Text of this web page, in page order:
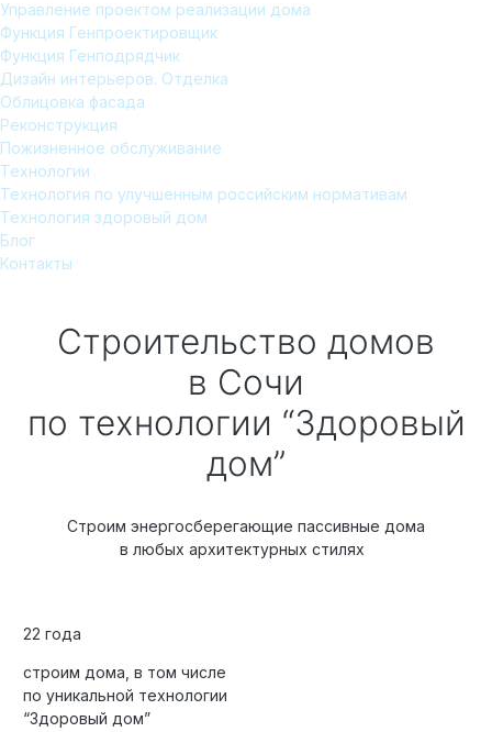
Управление проектом реализации дома
Функция Генпроектировщик
Функция Генподрядчик
Дизайн интерьеров. Отделка
Облицовка фасада
Реконструкция
Пожизненное обслуживание
Технологии
Технология по улучшенным российским нормативам
Технология здоровый дом
Блог
Контакты
Строительство домов
в Сочи
по технологии “Здоровый
дом”
Строим энергосберегающие пассивные дома
в любых архитектурных стилях
22 года
строим дома, в том числе
по уникальной технологии
“Здоровый дом”